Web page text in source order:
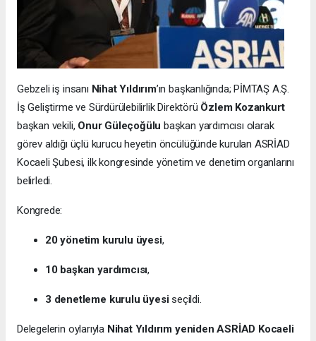
Gebzeli iş insanı Nihat Yıldırım’ın başkanlığında; PİMTAŞ A.Ş.
İş Geliştirme ve Sürdürülebilirlik Direktörü Özlem Kozankurt
başkan vekili, Onur Güleçoğülu başkan yardımcısı olarak
görev aldığı üçlü kurucu heyetin öncülüğünde kurulan ASRİAD
Kocaeli Şubesi, ilk kongresinde yönetim ve denetim organlarını
belirledi.
Kongrede:
20 yönetim kurulu üyesi,
10 başkan yardımcısı,
3 denetleme kurulu üyesiseçildi.
Delegelerin oylarıyla Nihat Yıldırım yeniden ASRİAD Kocaeli